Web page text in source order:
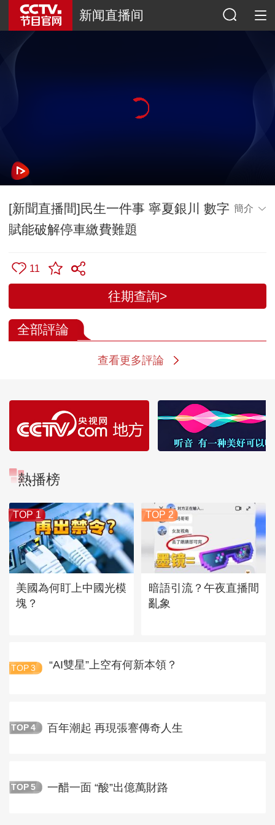
新闻直播间
[新聞直播間]民生一件事 寧夏銀川 數字
賦能破解停車繳費難題
簡介
11
往期查詢>
全部評論
查看更多評論
熱播榜
TOP 1
美國為何盯上中國光模
塊？
TOP 2
暗語引流？午夜直播間
亂象
TOP 3 “AI雙星”上空有何新本領？
TOP 4 百年潮起 再現張謇傳奇人生
TOP 5 一醋一面 “酸”出億萬財路